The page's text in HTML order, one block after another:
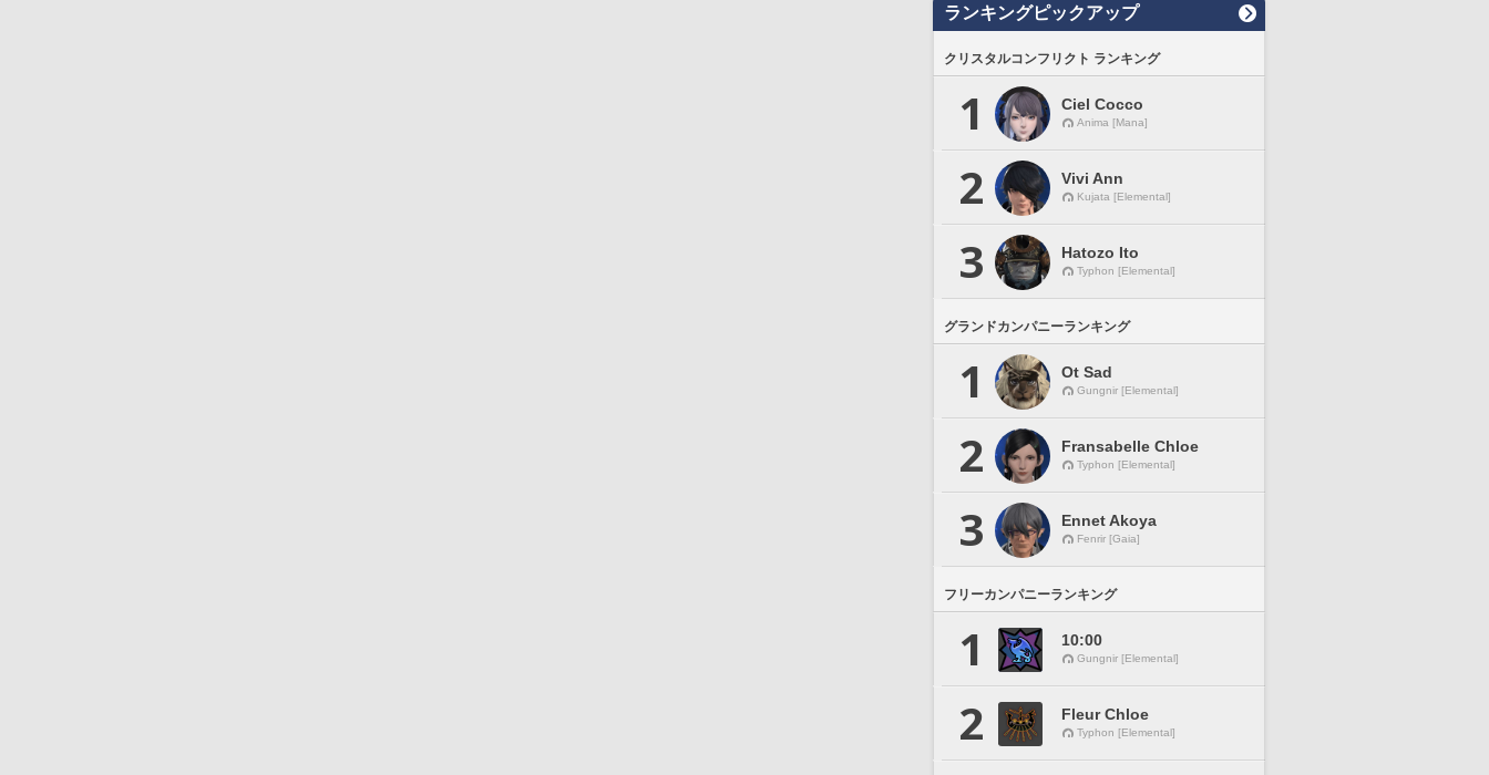
ランキングピックアップ
クリスタルコンフリクト ランキング
1 Ciel Cocco
Anima [Mana]
2 Vivi Ann
Kujata [Elemental]
3 Hatozo Ito
Typhon [Elemental]
グランドカンパニーランキング
1 Ot Sad
Gungnir [Elemental]
2 Fransabelle Chloe
Typhon [Elemental]
3 Ennet Akoya
Fenrir [Gaia]
フリーカンパニーランキング
1 10:00
Gungnir [Elemental]
2 Fleur Chloe
Typhon [Elemental]